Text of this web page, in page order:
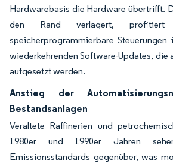
Hardwarebasis die Hardware übertrifft.
den Rand verlagert,
speicherprogrammierbare
wiederkehrenden Software-Updates, die
aufgesetzt werden.
Anstieg der
Bestandsanlagen
Veraltete Raffinerien und
1980er und 1990er Jahren
Emissionsstandards gegenüber, was